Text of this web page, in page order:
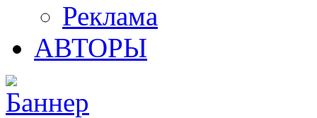
Реклама
АВТОРЫ